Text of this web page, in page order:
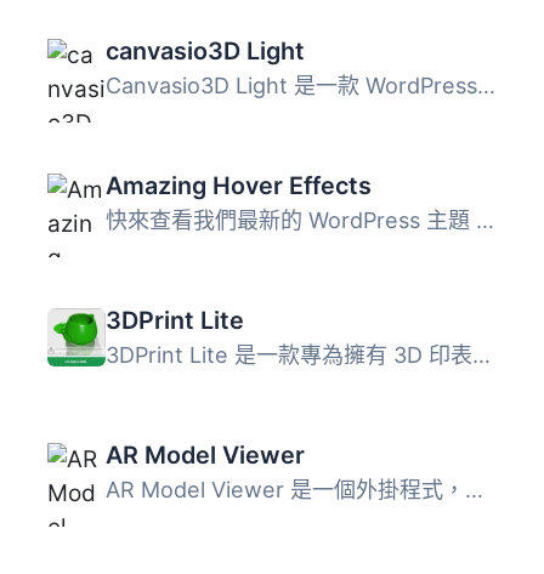
canvasio3D Light
Canvasio3D Light 是一款 WordPress 外掛，可在您的網站上以 ...
Amazing Hover Effects
快來查看我們最新的 WordPress 主題 - 100% 免費 Amazing hov...
3DPrint Lite
3DPrint Lite 是一款專為擁有 3D 印表機的網站經營者設計的報...
AR Model Viewer
AR Model Viewer 是一個外掛程式，可以讓你在你的網站上顯示 ...